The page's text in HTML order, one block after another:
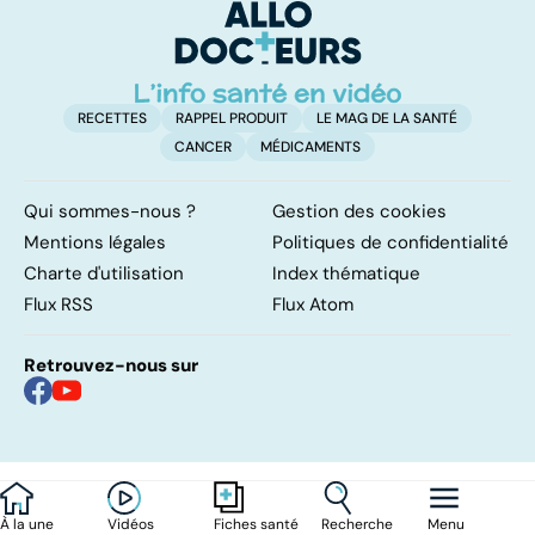
À la une Vidéos Fiches santé Recherche Menu
RECETTES RAPPEL PRODUIT
LE MAG DE LA SANTÉ
CANCER
MÉDICAMENTS
Qui sommes-nous ?
Gestion des cookies
Mentions légales
Politiques de confidentialité
Charte d'utilisation
Index thématique
Flux RSS
Flux Atom
Retrouvez-nous sur